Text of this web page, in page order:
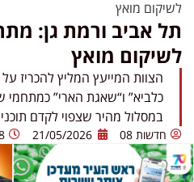
לשיקום מואץ
תל אביב ורמת גן:
לשיקום מואץ
הצוות המייעץ המליץ להכריז
כלביא” ו“שאגת הארי” כמתחמי
במסלול מהיר שצפוי לקדם
חדשות 08 21/05/2026